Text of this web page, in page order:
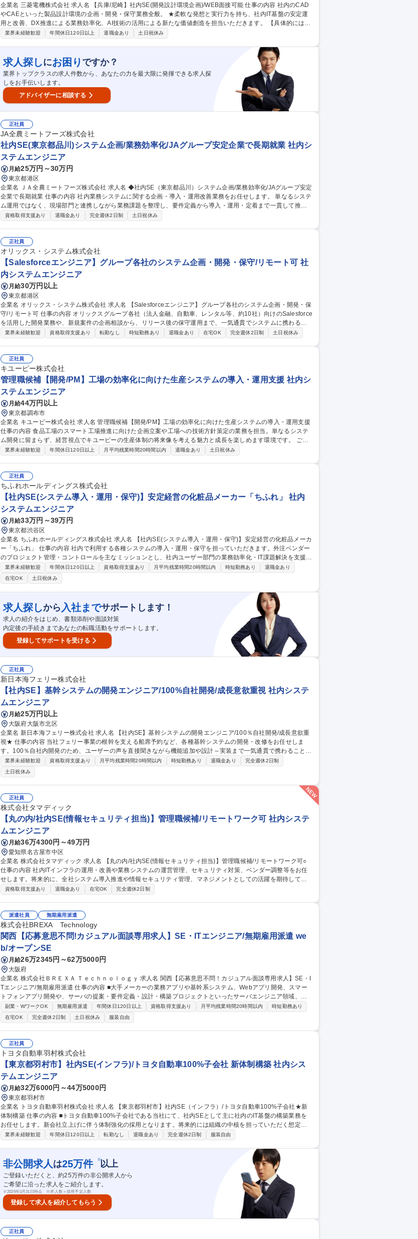
企業名 三菱電機株式会社 求人名 【兵庫/尼崎】社内SE(開発設計環境企画)/WEB面接可能 仕事の内容 社内のCAD
やCAEといった製品設計環境の企画・開発・保守業務全般。 ★柔軟な発想と実行力を持ち、社内IT基盤の安定運
用と改善、DX推進による業務効率化、AI技術の活用による新たな価値創造を担当いただきます。 【具体的には】
■電気系(主に回路。基板・配線も含む)CAD/CAE利用環境の企画・構築・保守■電気系CADデータ管理システム(E
SE(開発設計環境企画)/WEB面接可能
業界未経験歓迎 年間休日120日以上 退職金あり 土日祝休み
求人探しにお困り ですか？
業界トップクラスの求人件数から、あなたの力を最大限に発揮できる求人探
しをお手伝いします。
アドバイザーに相談する
正社員
JA全農ミートフーズ株式会社
社内SE(東京都品川)システム企画/業務効率化/JAグループ安定企業で長期就業 社内シ
ステムエンジニア
月給25万円～30万円
東京都港区
企業名 ＪＡ全農ミートフーズ株式会社 求人名 ◆社内SE（東京都品川）システム企画/業務効率化/JAグループ安定
企業で長期就業 仕事の内容 社内業務システムに関する企画・導入・運用改善業務をお任せします。 単なるシステ
ム運用ではなく、現場部門と連携しながら業務課題を整理し、要件定義から導入・運用・定着まで一貫して推進
していただきます。 現場業務を理解し、課題を見つけ、関係部門を巻き込みながら改善を実現することがミッシ
ー向け操作教育・定着支援■マニュアル作成■システム運用・改善活動■DX推進に向けた新技術の検討・活用 募集
職種 ◆社内SE（東京都品川）システム企画/業務効率化/JAグループ安定企業で長期就業
資格取得支援あり 退職金あり 完全週休2日制 土日祝休み
正社員
オリックス・システム株式会社
【Salesforceエンジニア】グループ各社のシステム企画・開発・保守/リモート可 社
内システムエンジニア
月給30万円以上
東京都港区
企業名 オリックス・システム株式会社 求人名 【Salesforceエンジニア】グループ各社のシステム企画・開発・保
守/リモート可 仕事の内容 オリックスグループ各社（法人金融、自動車、レンタル等、約10社）向けのSalesforce
を活用した開発業務や、新規案件の企画相談から、リリース後の保守運用まで、一気通貫でシステムに携わるこ
とができます。 【業務内容】■Salesforce標準機能でのコンフィグレーション開発 ■機能の保守改修、問い合わせ
atform の利用が中心となります。 募集職種 【Salesforceエンジニア】グループ各社のシステム企画・開発・保守/
リモート可
業界未経験歓迎 資格取得支援あり 転勤なし 時短勤務あり 退職金あり 在宅OK 完全週休2日制 土日祝休み
正社員
キユーピー株式会社
管理職候補【開発/PM】工場の効率化に向けた生産システムの導入・運用支援 社内シ
ステムエンジニア
月給44万円以上
東京都調布市
企業名 キユーピー株式会社 求人名 管理職候補【開発/PM】工場の効率化に向けた生産システムの導入・運用支援
仕事の内容 食品工場のスマート工場推進に向けた企画立案や工場への技術方針策定の業務を担当。単なるシステ
ム開発に留まらず、経営視点でキユーピーの生産体制の将来像を考える魅力と成長を楽しめます環境です。 ご入
社後は、担当工場に対する食品工場のオペレーションで使用するIT/OTシステムの導入・運用支援・外部委託含め
と基幹システムと現場システムとの機能区分けやクラウドデータ連携などをお任せします。 募集職種 管理職候補
【開発/PM】工場の効率化に向けた生産システムの導入・運用支援
業界未経験歓迎 年間休日120日以上 月平均残業時間20時間以内 退職金あり 土日祝休み
正社員
ちふれホールディングス株式会社
【社内SE(システム導入・運用・保守)】安定経営の化粧品メーカー「ちふれ」 社内
システムエンジニア
月給33万円～39万円
東京都渋谷区
企業名 ちふれホールディングス株式会社 求人名 【社内SE(システム導入・運用・保守)】安定経営の化粧品メーカ
ー「ちふれ」 仕事の内容 社内で利用する各種システムの導入・運用・保守を担っていただきます。外注ベンダー
のプロジェクト管理・コントロールを主なミッションとし、社内ユーザー部門の業務効率化・IT課題解決を支援し
ていただきます。 ■主な業務内容 ・社内システムの導入支援（要件定義・ベンダー調整・テスト・展開） ・外注
業者（SIer・ベンダー）のコントロール（進捗管理・品質確認・折衝） ・社内システムの運用・保守（例：ワー
クフロー新規作成・修正、障害対応、マスタ管理 等） ・関連部門からのシステム問い合わせ・改善要望の対応 募
集職種 【社内SE(システム導入・運用・保守)】安定経営の化粧品メーカー「ちふれ」
業界未経験歓迎 年間休日120日以上 資格取得支援あり 月平均残業時間20時間以内 時短勤務あり
退職金あり
在宅OK
土日祝休み
求人探しから 入社までサポートします！
求人の紹介をはじめ、書類添削や面談対策
内定後の手続きまであなたの転職活動をサポートします。
登録してサポートを受ける
正社員
新日本海フェリー株式会社
【社内SE】基幹システムの開発エンジニア/100%自社開発/成長意欲重視 社内システ
ムエンジニア
月給25万円以上
大阪府大阪市北区
企業名 新日本海フェリー株式会社 求人名 【社内SE】基幹システムの開発エンジニア/100％自社開発/成長意欲重
視★ 仕事の内容 当社フェリー事業の根幹を支える船席予約など、各種基幹システムの開発・改修をお任せしま
す。100％自社内開発のため、ユーザーの声を直接聞きながら機能追加や設計～実装まで一気通貫で携わることが
できます。 【具体的には】 ・自社内製システムの開発・改修業務(予約システム等) ・要件ヒアリングから設計、
実装、テストまでの一連の開発フロー ・ユーザー部門からのデータ修正や集計依頼の対応 ★魅力：開発言語に関
わらずシステム開発に興味があれば大歓迎です。先輩エンジニアがOJTで丁寧に指導するため、着実にスキルを身
につけられます。残業も少なく落ち着いて開発に没頭できる環境です。 募集職種 【社内SE】基幹システムの開発
エンジニア/100％自社開発/成長意欲重視★
業界未経験歓迎 資格取得支援あり 月平均残業時間20時間以内 時短勤務あり 退職金あり
完全週休2日制
土日祝休み
正社員
株式会社タマディック
【丸の内/社内SE(情報セキュリティ担当)】管理職候補/リモートワーク可 社内システ
ムエンジニア
月給36万4300円～49万円
愛知県名古屋市中区
企業名 株式会社タマディック 求人名 【丸の内/社内SE(情報セキュリティ担当)】管理職候補/リモートワーク可○
仕事の内容 社内ITインフラの運用・改善や業務システムの運営管理、セキュリティ対策、ベンダー調整等をお任
せします。将来的に、全社システム導入推進や情報セキュリティ管理、マネジメントとしての活躍を期待してい
ます。 ■社内ネットワーク・ITインフラの運用および改善 ■業務システムの運営管理・導入支援 ■PC・ソフトウェ
ません。※ご経験やスキルに応じて担当業務を決定致します ※変更の範囲：会社の定める業務 募集職種 【丸の
内/社内SE(情報セキュリティ担当)】管理職候補/リモートワーク可○
資格取得支援あり 退職金あり 在宅OK 完全週休2日制
派遣社員 無期雇用派遣
株式会社BREXA Technology
関西【応募意思不問!カジュアル面談専用求人】SE・ITエンジニア/無期雇用派遣 we
b/オープンSE
月給26万2345円～62万5000円
大阪府
企業名 株式会社ＢＲＥＸＡ Ｔｅｃｈｎｏｌｏｇｙ 求人名 関西【応募意思不問！カジュアル面談専用求人】SE・I
Tエンジニア/無期雇用派遣 仕事の内容 ■大手メーカーの業務アプリや基幹系システム、Webアプリ開発、スマー
トフォンアプリ開発や、サーバの提案・要件定義・設計・構築プロジェクトといったサーバエンジニア領域、ネ
ットワークシステム構築及び運用 保守、「SOC経験」や「自動化・効率化の仕組みづくり」に携われるセキュリ
ティエンジニアなど様々な領域での活躍が可能です。 ■業界トップクラスの大手企業や上流工程のプロジェクトも
多数ありますので、スキルアップも叶えられます。 実務上はPM補佐やサブリーダーとして活躍しているのに、正
式な肩書きや評価が得られていない……というお悩みをお持ちの方も安心です。 募集職種 関西【応募意思不問！
カジュアル面談専用求人】SE・ITエンジニア/無期雇用派遣
副業・WワークOK 無期雇用派遣 年間休日120日以上 資格取得支援あり 月平均残業時間20時間以内
時短勤務あり
在宅OK
完全週休2日制 土日祝休み 服装自由
正社員
トヨタ自動車羽村株式会社
【東京都羽村市】社内SE(インフラ)/トヨタ自動車100%子会社 新体制構築 社内シス
テムエンジニア
月給32万6000円～44万5000円
東京都羽村市
企業名 トヨタ自動車羽村株式会社 求人名 【東京都羽村市】社内SE（インフラ）/トヨタ自動車100%子会社★新
体制構築 仕事の内容 ■トヨタ自動車100%子会社である当社にて、社内SEとして主に社内のIT基盤の構築業務を
お任せします。新会社立上げに伴う体制強化の採用となります。将来的には組織の中核を担っていただく想定で
す。 【詳細】 ■社内のIT基盤（ネットワーク、サーバーインフラ、OA、セキュリティ、データ利活用基盤 等）の
業界未経験歓迎 年間休日120日以上 転勤なし 退職金あり 完全週休2日制 服装自由
非公開求人 は25万件 ※以上
ご登録いただくと、約25万件の非公開求人から
ご希望に沿った求人をご紹介します。
※2026年3月31日時点 ※求人数＝採用予定人数
登録して求人を紹介してもらう
正社員